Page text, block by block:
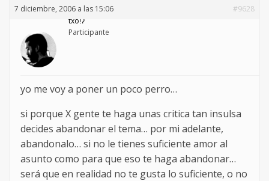
7 diciembre, 2006 a las 15:06
#9628
txoǃʔ
Participante
yo me voy a poner un poco perro…
si porque X gente te haga unas critica tan insulsa
decides abandonar el tema… por mi adelante,
abandonalo… si no le tienes suficiente amor al
asunto como para que eso te haga abandonar…
será que en realidad no te gusta lo suficiente, o no